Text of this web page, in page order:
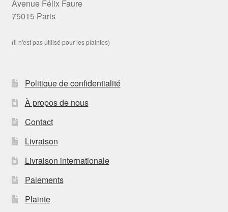
Avenue Félix Faure
75015 Paris
(Il n'est pas utilisé pour les plaintes)
Politique de confidentialité
À propos de nous
Contact
Livraison
Livraison internationale
Paiements
Plainte